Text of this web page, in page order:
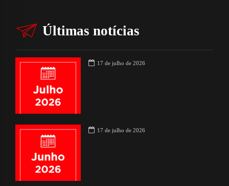
Últimas notícias
17 de julho de 2026
17 de julho de 2026